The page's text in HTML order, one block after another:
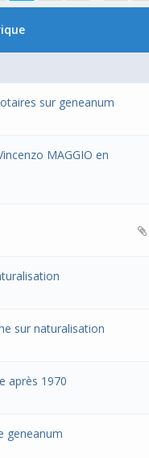
sur geneanum
MAGGIO en
sur naturalisation
après 1970
geneanum